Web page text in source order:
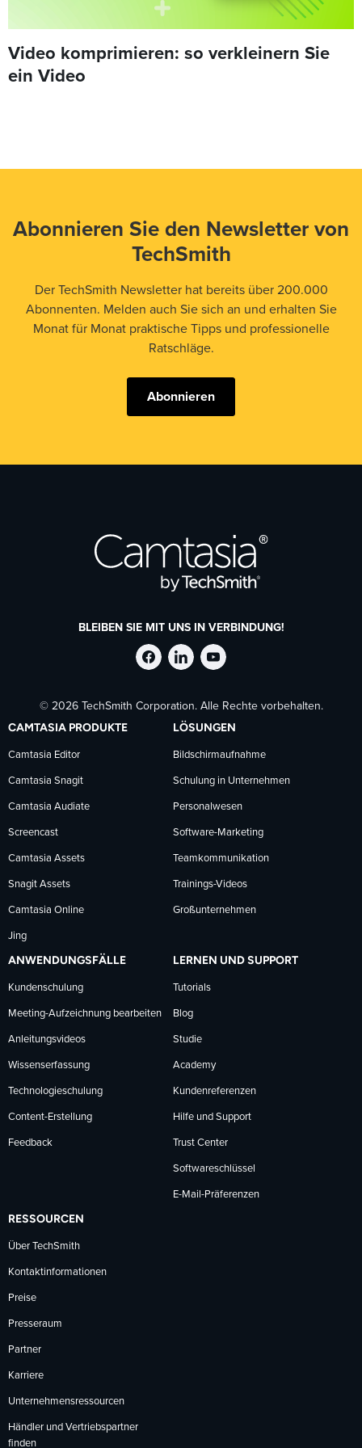
Video komprimieren: so verkleinern Sie
ein Video
Abonnieren Sie den Newsletter von
TechSmith
Der TechSmith Newsletter hat bereits über 200.000
Abonnenten. Melden auch Sie sich an und erhalten Sie
Monat für Monat praktische Tipps und professionelle
Ratschläge.
Abonnieren
BLEIBEN SIE MIT UNS IN VERBINDUNG!
TechSmith
auf
Facebook
folgen
TechSmith
auf
LinkedIn
folgen
TechSmith
auf
YouTube
folgen
© 2026 TechSmith Corporation. Alle Rechte vorbehalten.
CAMTASIA PRODUKTE
Camtasia Editor
Camtasia Snagit
Camtasia Audiate
Screencast
Camtasia Assets
Snagit Assets
Camtasia Online
Jing
LÖSUNGEN
Bildschirmaufnahme
Schulung in Unternehmen
Personalwesen
Software-Marketing
Teamkommunikation
Trainings-Videos
Großunternehmen
ANWENDUNGSFÄLLE
Kundenschulung
Meeting-Aufzeichnung bearbeiten
Anleitungsvideos
Wissenserfassung
Technologieschulung
Content-Erstellung
Feedback
LERNEN UND SUPPORT
Tutorials
Blog
Studie
Academy
Kundenreferenzen
Hilfe und Support
Trust Center
Softwareschlüssel
E-Mail-Präferenzen
RESSOURCEN
Über TechSmith
Kontaktinformationen
Preise
Presseraum
Partner
Karriere
Unternehmensressourcen
Händler und Vertriebspartner
finden